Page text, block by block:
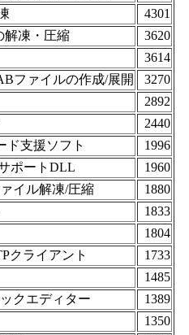
4301
解凍・圧縮
3620
3614
ファイルの作成/展開
3270
2892
2440
ド支援ソフト
1996
ポートDLL
1960
イル解凍/圧縮
1880
1833
1804
クライアント
1733
1485
クエディター
1389
1350